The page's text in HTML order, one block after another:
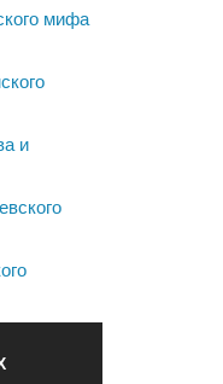
мифа
и